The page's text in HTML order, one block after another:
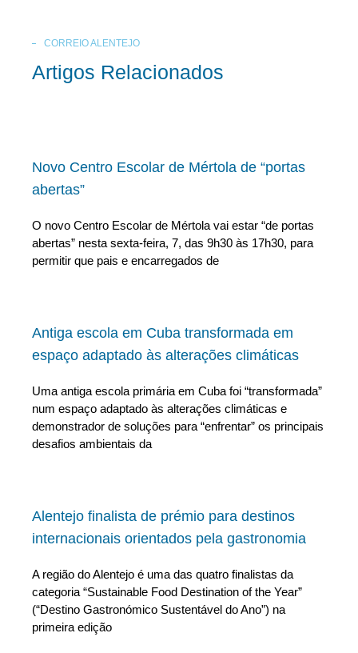
CORREIO ALENTEJO
Artigos Relacionados
Novo Centro Escolar de Mértola de “portas
abertas”
O novo Centro Escolar de Mértola vai estar “de portas
abertas” nesta sexta-feira, 7, das 9h30 às 17h30, para
permitir que pais e encarregados de
Antiga escola em Cuba transformada em
espaço adaptado às alterações climáticas
Uma antiga escola primária em Cuba foi “transformada”
num espaço adaptado às alterações climáticas e
demonstrador de soluções para “enfrentar” os principais
desafios ambientais da
Alentejo finalista de prémio para destinos
internacionais orientados pela gastronomia
A região do Alentejo é uma das quatro finalistas da
categoria “Sustainable Food Destination of the Year”
(“Destino Gastronómico Sustentável do Ano”) na
primeira edição